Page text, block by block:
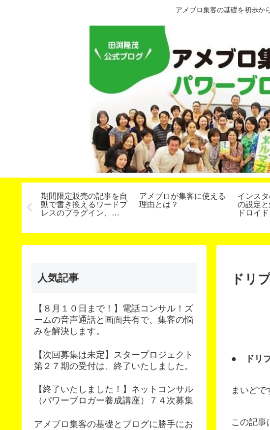
アメブロ集客の基礎を初歩か
どんど
期間限定販売の記事を自
動で書き換えるワードプ
レスのプラグイン、
アメブロが集客に使える
理由とは？
インス
の設定
ドロイ
ドリ
● ドリプ
まいどで
この記事
人気記事
【８月１０日まで！】電話コンサル！ズ
ームの音声通話と画面共有で、集客の悩
みを解決します。
【次回募集は未定】スタープロジェクト
第２７期の受付は、終了いたしました。
【終了いたしました！】ネットコンサル
（パワーブロガー養成講座）７４次募集
アメブロ集客の基礎とブログに勝手にお